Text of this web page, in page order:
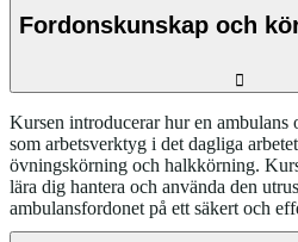
Fordonskunskap och
Kursen introducerar hur en ambulans
som arbetsverktyg i det dagliga
övningskörning och halkkörning.
lära dig hantera och använda den
ambulansfordonet på ett säkert och